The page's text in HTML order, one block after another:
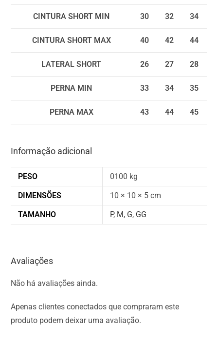
CINTURA SHORT MIN 30 32 34
CINTURA SHORT MAX 40 42 44
LATERAL SHORT 26 27 28
PERNA MIN 33 34 35
PERNA MAX 43 44 45
Informação adicional
PESO 0100 kg
DIMENSÕES 10 × 10 × 5 cm
TAMANHO P, M, G, GG
Avaliações
Não há avaliações ainda.
Apenas clientes conectados que compraram este
produto podem deixar uma avaliação.